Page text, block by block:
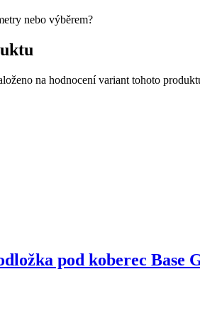
nebo výběrem?
na hodnocení variant tohoto
pod koberec Base